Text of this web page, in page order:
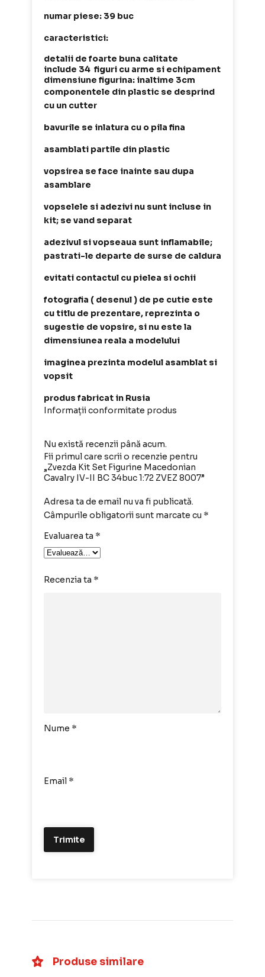
numar piese: 39 buc
caracteristici:
detalii de foarte buna calitate
include 34 figuri cu arme si echipament
dimensiune figurina: inaltime 3cm
componentele din plastic se desprind
cu un cutter
bavurile se inlatura cu o pila fina
asamblati partile din plastic
vopsirea se face inainte sau dupa
asamblare
vopselele si adezivi nu sunt incluse in
kit; se vand separat
adezivul si vopseaua sunt inflamabile;
pastrati-le departe de surse de caldura
evitati contactul cu pielea si ochii
fotografia ( desenul ) de pe cutie este
cu titlu de prezentare, reprezinta o
sugestie de vopsire, si nu este la
dimensiunea reala a modelului
imaginea prezinta modelul asamblat si
vopsit
produs fabricat in Rusia
Informații conformitate produs
Nu există recenzii până acum.
Fii primul care scrii o recenzie pentru
„Zvezda Kit Set Figurine Macedonian
Cavalry IV-II BC 34buc 1:72 ZVEZ 8007”
Adresa ta de email nu va fi publicată.
Câmpurile obligatorii sunt marcate cu *
Evaluarea ta *
Recenzia ta *
Nume *
Email *
Produse similare